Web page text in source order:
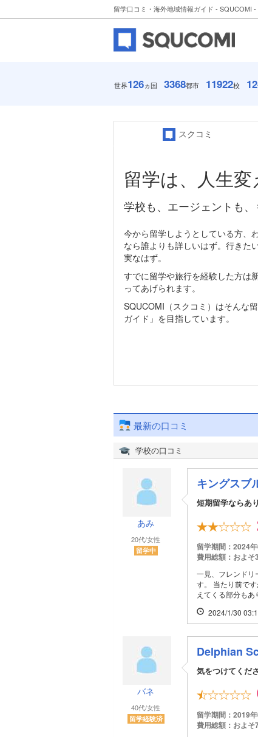
留学口コミ・海外地域情報ガイド - SQUCOMI -
世界126ヵ国 3368都市 11922校
スクコミ
留学は、人生
学校も、エージェントも、
今から留学しようとしている方、
なら誰よりも詳しいはず。行きた
実なはず。
すでに留学や旅行を経験した方は
ってあげられます。
SQUCOMI（スクコミ）はそんな
ガイド」を目指しています。
最新の口コミ
学校の口コミ
あみ
20代/女性
留学中
キングスブ
短期留学ならあ
留学期間：2024
費用総額：およそ
一見、フレンドリ
す。 当たり前で
えてくる部分も
2024/1/30
バネ
40代/女性
留学経験済
Delphian
気をつけてくだ
留学期間：2019
費用総額：およそ